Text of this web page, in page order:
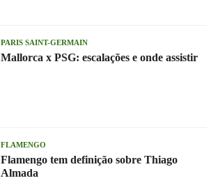
PARIS SAINT-GERMAIN
Mallorca x PSG: escalações e onde assistir
FLAMENGO
Flamengo tem definição sobre Thiago
Almada